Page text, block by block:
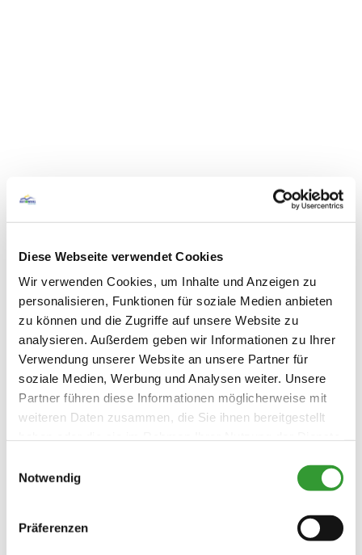
Diese Webseite verwendet Cookies
Wir verwenden Cookies, um Inhalte und Anzeigen zu
personalisieren, Funktionen für soziale Medien anbieten
zu können und die Zugriffe auf unsere Website zu
analysieren. Außerdem geben wir Informationen zu Ihrer
Verwendung unserer Website an unsere Partner für
soziale Medien, Werbung und Analysen weiter. Unsere
Partner führen diese Informationen möglicherweise mit
weiteren Daten zusammen, die Sie ihnen bereitgestellt
Notwendig
Präferenzen